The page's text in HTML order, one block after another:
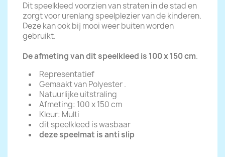
Dit speelkleed voorzien van straten in de stad en
zorgt voor urenlang speelplezier van de kinderen.
Deze kan ook bij mooi weer buiten worden
gebruikt.
De afmeting van dit speelkleed is 100 x 150 cm.
Representatief
Gemaakt van Polyester .
Natuurlijke uitstraling
Afmeting: 100 x 150 cm
Kleur: Multi
dit speelkleed is wasbaar
deze speelmat is anti slip